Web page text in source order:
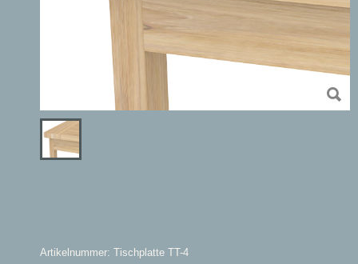
Artikelnummer: Tischplatte TT-4